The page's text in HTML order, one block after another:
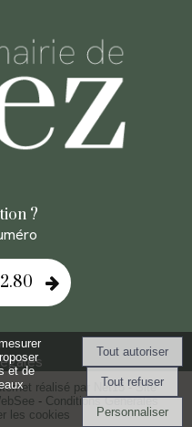
?
réalisé par Net15 -Site
- Conditions Générales
les cookies
et de
Personnaliser